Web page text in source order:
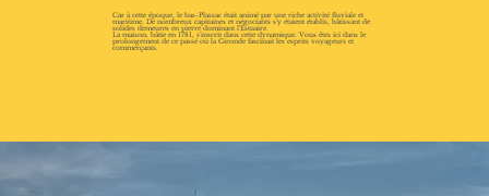
Car à cette époque, le bas-Plassac était animé par une riche activité fluviale et
maritime. De nombreux capitaines et négociants s'y étaient établis, bâtissant de
solides demeures en pierre dominant l'Estuaire.
La maison, bâtie en 1781, s'inscrit dans cette dynamique. Vous êtes ici dans le
prolongement de ce passé où la Gironde fascinait les esprits voyageurs et
commerçants.